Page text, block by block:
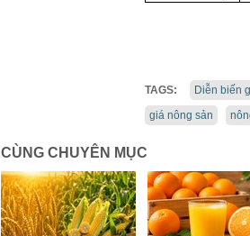
TAGS: Diễn biến
giá nông sản
CÙNG CHUYÊN MỤC